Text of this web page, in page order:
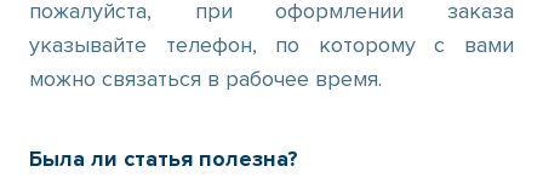
пожалуйста, при оформлении заказа
указывайте телефон, по которому с вами
можно связаться в рабочее время.
Была ли статья полезна?